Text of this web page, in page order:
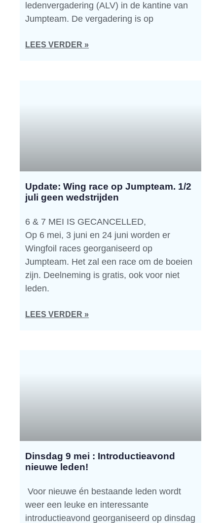
ledenvergadering (ALV) in de kantine van
Jumpteam. De vergadering is op
LEES VERDER »
Update: Wing race op Jumpteam. 1/2
juli geen wedstrijden
6 & 7 MEI IS GECANCELLED,
Op 6 mei, 3 juni en 24 juni worden er
Wingfoil races georganiseerd op
Jumpteam. Het zal een race om de boeien
zijn. Deelneming is gratis, ook voor niet
leden.
LEES VERDER »
Dinsdag 9 mei : Introductieavond
nieuwe leden!
Voor nieuwe én bestaande leden wordt
weer een leuke en interessante
introductieavond georganiseerd op dinsdag